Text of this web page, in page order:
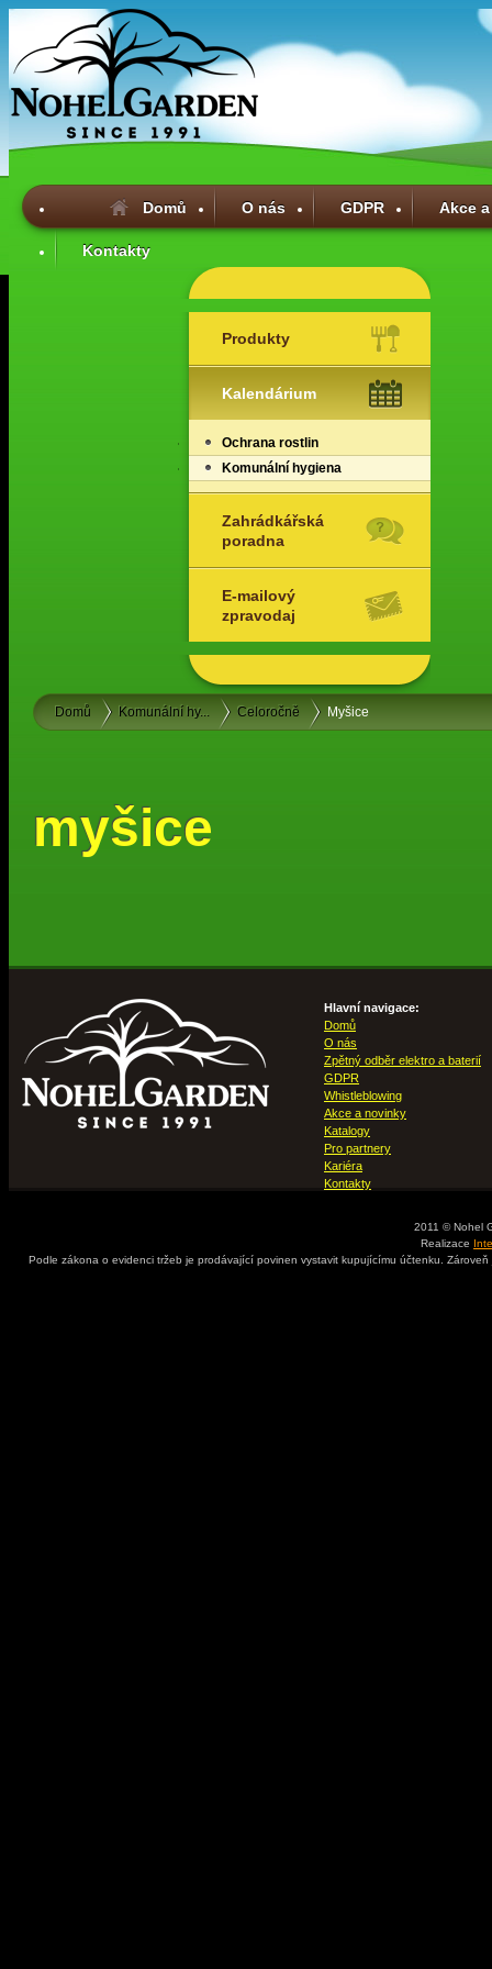
Domů O nás GDPR Akce
Kontakty
Produkty
Kalendárium
Ochrana rostlin
Komunální hygiena
Zahrádkářská
poradna
E-mailový
zpravodaj
Domů Komunální hy... Celoročně Myšice
myšice
Hlavní navigace:
Domů
O nás
Zpětný odběr elektro a baterií
GDPR
Whistleblowing
Akce a novinky
Katalogy
Pro partnery
Kariéra
Kontakty
2011 © Nohel
Realizace
Podle zákona o evidenci tržeb je prodávající povinen vystavit kupujícímu účtenku.